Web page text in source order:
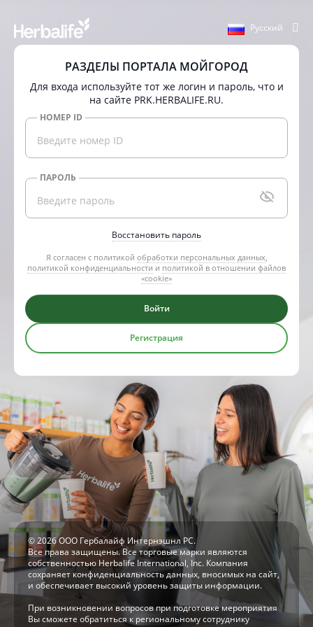
Pyсский
РАЗДЕЛЫ ПОРТАЛА МОЙГОРОД
Для входа используйте тот же логин и пароль, что и
на сайте PRK.HERBALIFE.RU.
НОМЕР ID
ПАРОЛЬ
Восстановить пароль
Я согласен с политикой обработки персональных данных,
политикой конфиденциальности и политикой в отношении файлов
«cookie»
Регистрация
© 2026 ООО Гербалайф Интернэшнл РС.
Все права защищены. Все торговые марки являются
собственностью Herbalife International, Inc. Компания
сохраняет конфиденциальность данных, вносимых на сайт,
и обеспечивает высокий уровень защиты информации.
При возникновении вопросов при подготовке мероприятия
Вы сможете обратиться к региональному сотруднику